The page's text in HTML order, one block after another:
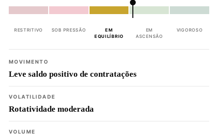
RESTRITIVO SOB PRESSÃO
EM
EQUILÍBRIO
EM
ASCENSÃO
VIGOROSO
MOVIMENTO
Leve saldo positivo de contratações
VOLATILIDADE
Rotatividade moderada
VOLUME